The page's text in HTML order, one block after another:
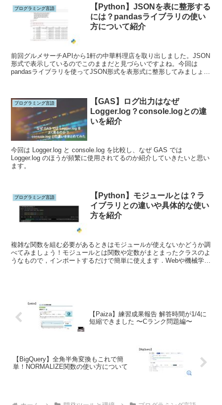
プログラミング言語
【Python】JSONを表に整形する
には？pandasライブラリの使い
方について紹介
前回グルメサーチAPIから1軒の中華料理店を取り出しました。JSON
形式で表示しているのでこのままだと見づらいですよね。今回は
pandasライブラリを使ってJSON形式を表形式に整形してみましょ
プログラミング言語
【GAS】ログ出力はなぜ
Logger.log？console.logとの違
いを紹介
今回は Logger.log と console.log を比較し、なぜ GAS では
Logger.log のほうが頻繁に使用されてるのか紹介していきたいと思い
ます。
プログラミング言語
【Python】モジュールとは？ラ
イブラリとの違いや具体的な使い
方を紹介
複雑な関数を組む必要があるときはモジュールが使えないかどうか調
べてみましょう！モジュールとは関数や定数がまとまったクラスのよ
うなもので，インポートするだけで簡単に使えます．Webや機械学習
【Paiza】練習成果報告 解答時間が1/4に
短縮できました 〜Cランク問題編〜
【BigQuery】全角半角変換もこれで簡
単！NORMALIZE関数の使い方について